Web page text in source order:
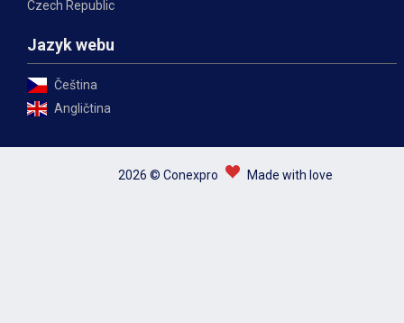
Czech Republic
Jazyk webu
Čeština
Angličtina
2026 © Conexpro Made with love